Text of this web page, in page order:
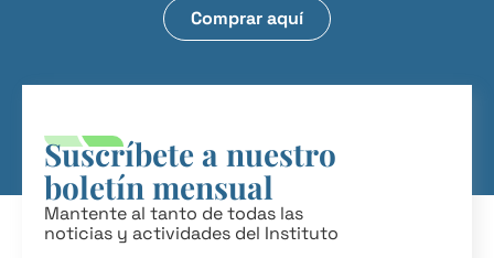
Comprar aquí
Suscríbete a nuestro
boletín mensual
Mantente al tanto de todas las
noticias y actividades del Instituto